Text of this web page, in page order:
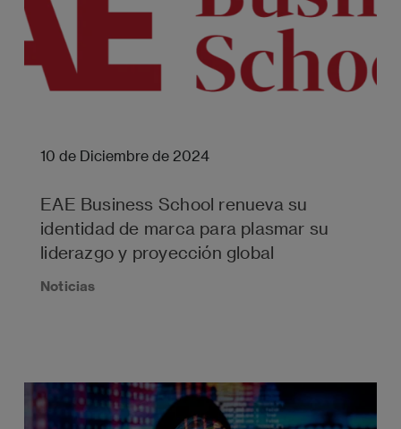
10 de Diciembre de 2024
EAE Business School renueva su
identidad de marca para plasmar su
liderazgo y proyección global
Noticias